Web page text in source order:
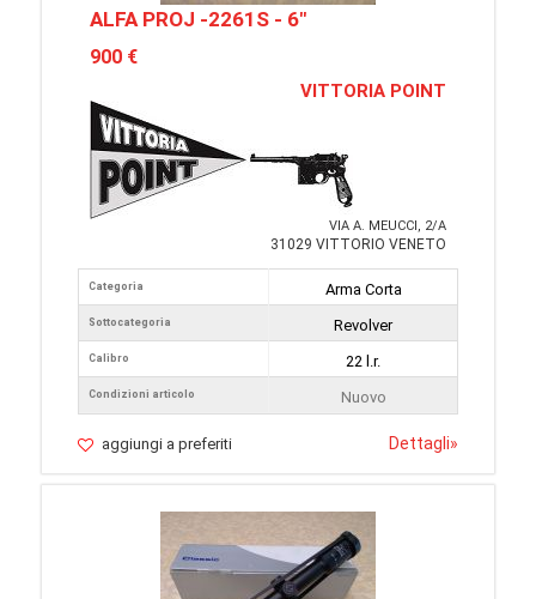
ALFA PROJ -2261S - 6"
900 €
VITTORIA POINT
VIA A. MEUCCI, 2/A
31029 VITTORIO VENETO
Categoria
Sottocategoria
Calibro
Condizioni articolo
Arma Corta
Revolver
22 l.r.
Nuovo
aggiungi a preferiti Dettagli»